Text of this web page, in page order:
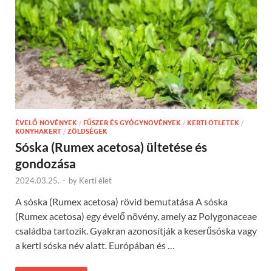
ÉVELŐ NÖVÉNYEK / FŰSZER ÉS GYÓGYNÖVÉNYEK / KERTI ÖTLETEK /
KONYHAKERT / ZÖLDSÉGEK
Sóska (Rumex acetosa) ültetése és
gondozása
2024.03.25. - by Kerti élet
A sóska (Rumex acetosa) rövid bemutatása A sóska
(Rumex acetosa) egy évelő növény, amely az Polygonaceae
családba tartozik. Gyakran azonosítják a keserűsóska vagy
a kerti sóska név alatt. Európában és …